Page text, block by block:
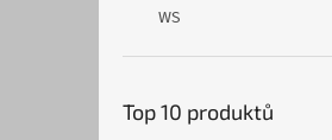
WS
Top 10 produktů